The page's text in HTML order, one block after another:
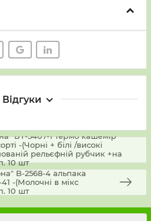
Відгуки
ВY-5407-1 термо кашемір
-(Чорні + білі /високі
рельєфній рубчик +на
10 шт
B-2568-4 альпака
-(Молочні в мікс
10 шт